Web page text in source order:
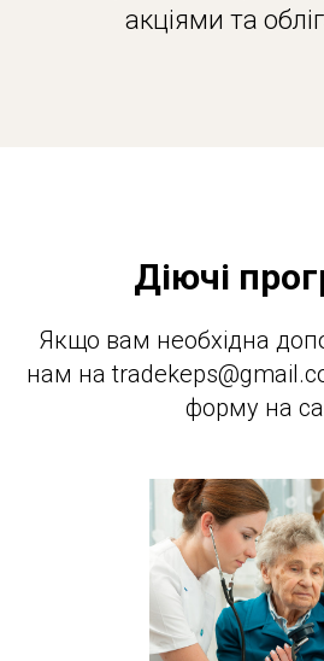
акціями та
Діючі
Якщо вам необхідна
нам на
форму на